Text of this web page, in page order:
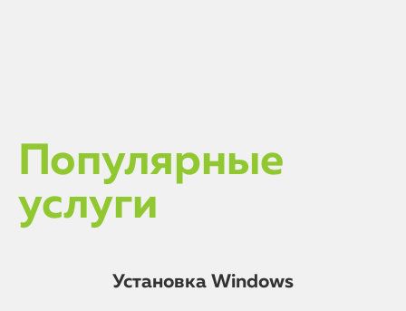
Популярные
услуги
Установка Windows